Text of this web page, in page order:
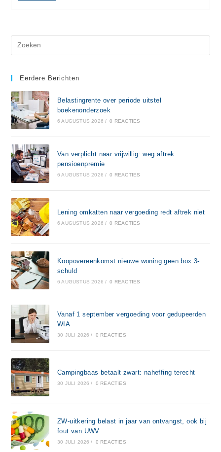
Eerdere Berichten
Belastingrente over periode uitstel
boekenonderzoek
6 AUGUSTUS 2026 / 0 REACTIES
Van verplicht naar vrijwillig: weg aftrek
pensioenpremie
6 AUGUSTUS 2026 / 0 REACTIES
Lening omkatten naar vergoeding redt aftrek niet
6 AUGUSTUS 2026 / 0 REACTIES
Koopovereenkomst nieuwe woning geen box 3-
schuld
6 AUGUSTUS 2026 / 0 REACTIES
Vanaf 1 september vergoeding voor gedupeerden
WIA
30 JULI 2026 / 0 REACTIES
Campingbaas betaalt zwart: naheffing terecht
30 JULI 2026 / 0 REACTIES
ZW-uitkering belast in jaar van ontvangst, ook bij
fout van UWV
30 JULI 2026 / 0 REACTIES